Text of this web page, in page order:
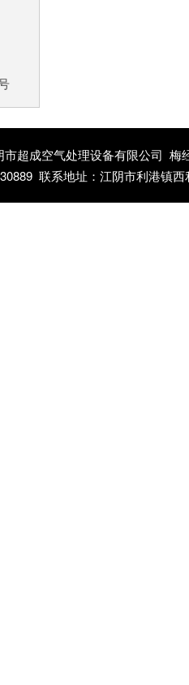
超成空气处理设备有限公司 梅
联系地址：江阴市利港镇